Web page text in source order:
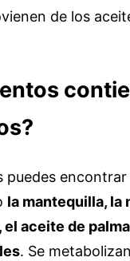
de los
puedes encontrar
la mantequilla, la
aceite de
. Se